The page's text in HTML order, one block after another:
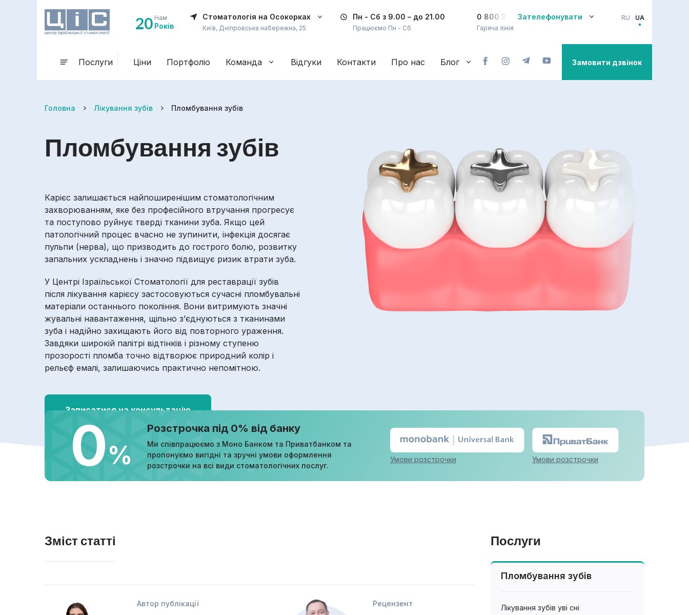
20 Нам
Років
Стоматологія на Осокорках
Київ, Дніпровська набережна, 25
Пн - Сб з 9.00 – до 21.00
Працюємо Пн - Сб
0 800 33-08-12Зателефонувати
Гаряча лінія
Послуги
RU UA
Ціни Портфоліо Команда Відгуки Контакти Про нас Блог Замовити дзвінок
Головна Лікування зубів Пломбування зубів
Пломбування зубів
Карієс залишається найпоширенішим стоматологічним
захворюванням, яке без професійного втручання прогресує
та поступово руйнує тверді тканини зуба. Якщо цей
патологічний процес вчасно не зупинити, інфекція досягає
пульпи (нерва), що призводить до гострого болю, розвитку
запальних ускладнень і значно підвищує ризик втрати зуба.
У Центрі Ізраїльської Стоматології для реставрації зубів
після лікування карієсу застосовуються сучасні пломбувальні
матеріали останнього покоління. Вони витримують значні
жувальні навантаження, щільно з’єднуються з тканинами
зуба і надійно захищають його від повторного ураження.
Завдяки широкій палітрі відтінків і різному ступеню
прозорості пломба точно відтворює природний колір і
рельєф емалі, залишаючись практично непомітною.
Записатися на консультацію
0%
Розстрочка під 0% від банку
Ми співпрацюємо з Моно Банком та Приватбанком та
пропонуємо вигідні та зручні умови оформлення
розстрочки на всі види стоматологічних послуг.
Умови розстрочки Умови розстрочки
Зміст статті
Автор публікації Рецензент
Послуги
Пломбування зубів
Лікування зубів уві сні